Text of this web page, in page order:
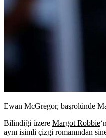
Ewan McGregor, başrolünde
Bilindiği üzere Margot Robbie
aynı isimli çizgi romanından